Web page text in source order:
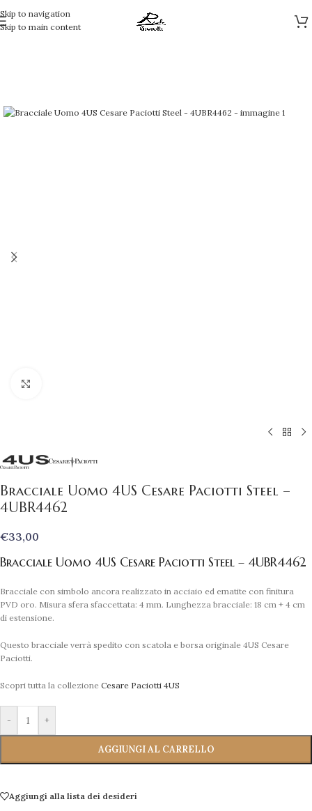
Skip to navigation
Skip to main content
Bracciale Uomo 4US Cesare Paciotti Steel –
4UBR4462
€33,00
Bracciale Uomo 4US Cesare Paciotti Steel – 4UBR4462
Bracciale con simbolo ancora realizzato in acciaio ed ematite con finitura
PVD oro. Misura sfera sfaccettata: 4 mm. Lunghezza bracciale: 18 cm + 4 cm
di estensione.
Questo bracciale verrà spedito con scatola e borsa originale 4US Cesare
Paciotti.
Scopri tutta la collezione Cesare Paciotti 4US
- +
AGGIUNGI AL CARRELLO
Aggiungi alla lista dei desideri